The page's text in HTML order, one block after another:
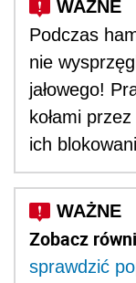
Podczas
nie
jałowego!
kołami
ich
Zobacz
sprawdzić